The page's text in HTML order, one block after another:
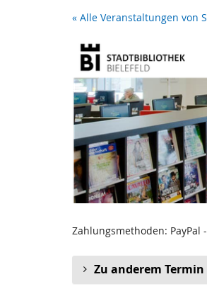
« Alle Veranstaltungen von
Zahlungsmethoden: PayPal
Zu anderem